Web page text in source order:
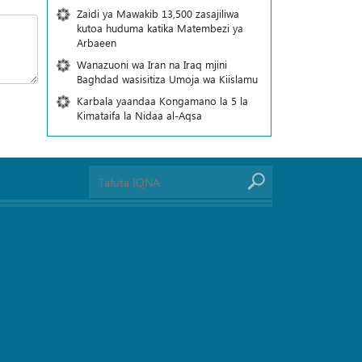
Zaidi ya Mawakib 13,500 zasajiliwa
kutoa huduma katika Matembezi ya
Arbaeen
Wanazuoni wa Iran na Iraq mjini
Baghdad wasisitiza Umoja wa Kiislamu
Karbala yaandaa Kongamano la 5 la
Kimataifa la Nidaa al-Aqsa